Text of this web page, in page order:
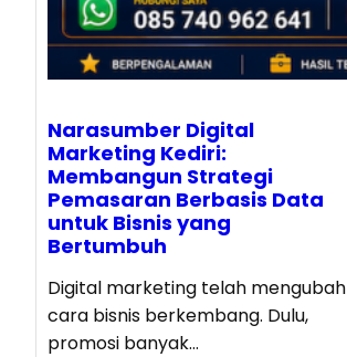
Narasumber Digital
Marketing Kediri:
Membangun Strategi
Pemasaran Berbasis Data
untuk Bisnis yang
Bertumbuh
Digital marketing telah mengubah
cara bisnis berkembang. Dulu,
promosi banyak…